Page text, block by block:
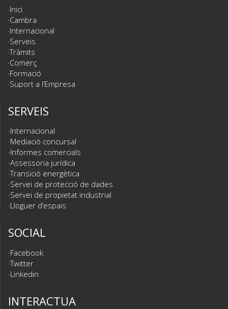
Inici
Cambra
Internacional
Serveis
Tràmits
Comerç
Formació
Suport a l’Empresa
SERVEIS
Internacional
Mediació concursal
Informes comercials
Assessoria jurídica
Transició energètica
Servei de protecció de dades
Servei de propietat industrial
Lloguer d’espais
SOCIAL
Facebook
Twitter
Linkedin
INTERACTUA